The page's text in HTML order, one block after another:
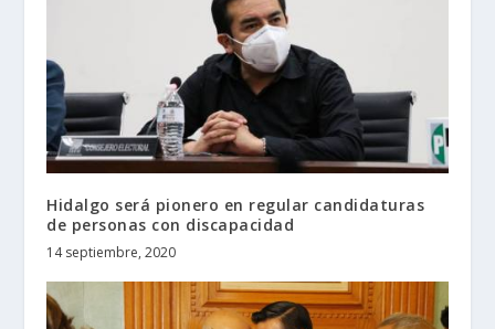
Hidalgo será pionero en regular candidaturas
de personas con discapacidad
14 septiembre, 2020